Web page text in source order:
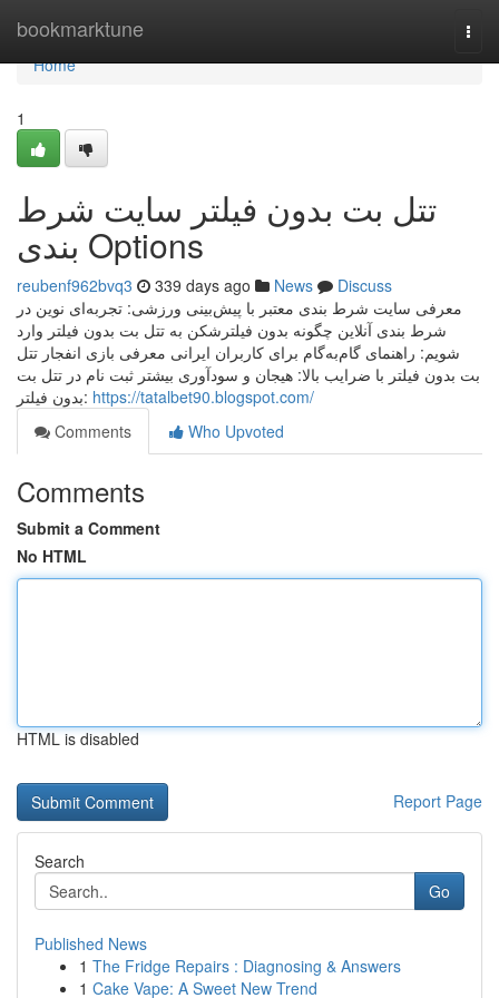
bookmarktune
Home
Home
1
تتل بت بدون فیلتر سایت شرط
بندی Options
reubenf962bvq3 339 days ago News
Discuss
معرفی سایت شرط بندی معتبر با پیش‌بینی ورزشی: تجربه‌ای نوین در
شرط بندی آنلاین چگونه بدون فیلترشکن به تتل بت بدون فیلتر وارد
شویم: راهنمای گام‌به‌گام برای کاربران ایرانی معرفی بازی انفجار تتل
بت بدون فیلتر با ضرایب بالا: هیجان و سودآوری بیشتر ثبت نام در تتل بت
بدون فیلتر: https://tatalbet90.blogspot.com/
Comments
Who Upvoted
Comments
Submit a Comment
No HTML
HTML is disabled
Report Page
Search
Go
Published News
1 The Fridge Repairs : Diagnosing & Answers
1 Cake Vape: A Sweet New Trend